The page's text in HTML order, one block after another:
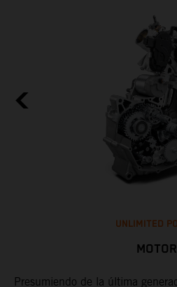
UNLIMITED
MOTOR
Presumiendo de la última